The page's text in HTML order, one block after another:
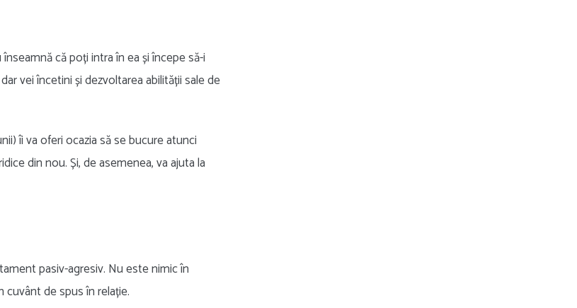
că poți intra în ea și începe să-i
vei încetini și dezvoltarea abilității sale de
îi va oferi ocazia să se bucure atunci
din nou. Și, de asemenea, va ajuta la
pasiv-agresiv. Nu este nimic în
cuvânt de spus în relație.